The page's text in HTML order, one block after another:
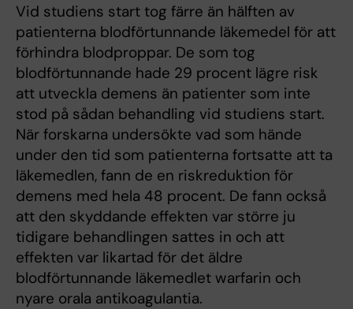
Vid studiens start tog färre än hälften av
patienterna blodförtunnande läkemedel för att
förhindra blodproppar. De som tog
blodförtunnande hade 29 procent lägre risk
att utveckla demens än patienter som inte
stod på sådan behandling vid studiens start.
När forskarna undersökte vad som hände
under den tid som patienterna fortsatte att ta
läkemedlen, fann de en riskreduktion för
demens med hela 48 procent. De fann också
att den skyddande effekten var större ju
tidigare behandlingen sattes in och att
effekten var likartad för det äldre
blodförtunnande läkemedlet warfarin och
nyare orala antikoagulantia.